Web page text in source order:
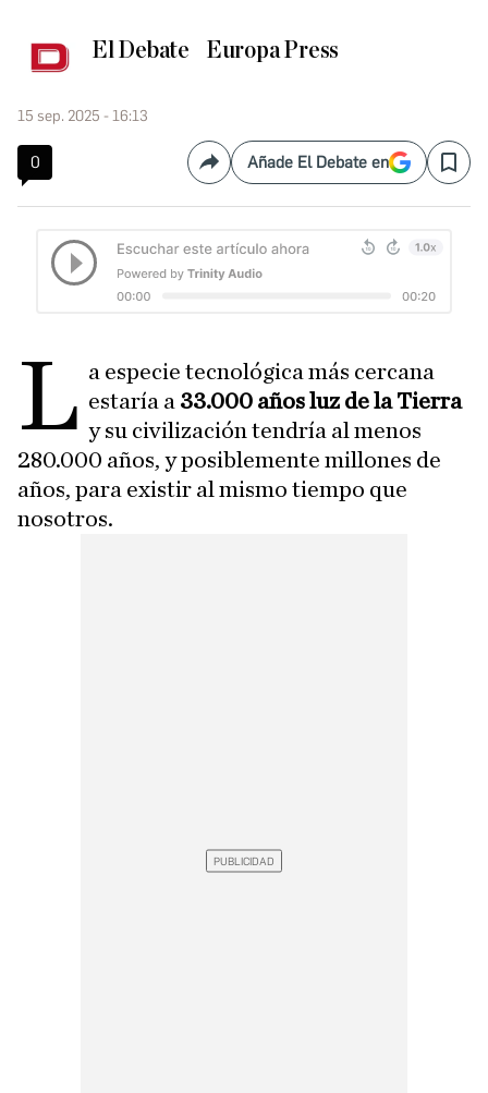
El Debate Europa Press
15 sep. 2025 - 16:13
0 CompartirAñade El Debate en Save
L a especie tecnológica más cercana
estaría a 33.000 años luz de la Tierra
y su civilización tendría al menos
280.000 años, y posiblemente millones de
años, para existir al mismo tiempo que
nosotros.